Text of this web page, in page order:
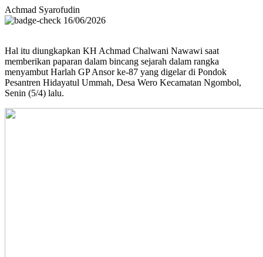
Achmad Syarofudin
16/06/2026
Hal itu diungkapkan KH Achmad Chalwani Nawawi saat
memberikan paparan dalam bincang sejarah dalam rangka
menyambut Harlah GP Ansor ke-87 yang digelar di Pondok
Pesantren Hidayatul Ummah, Desa Wero Kecamatan Ngombol,
Senin (5/4) lalu.